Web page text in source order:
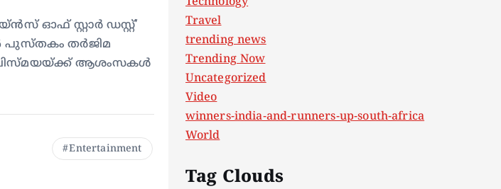
ഓഫ് സ്റ്റാർ ഡസ്റ്റ്’
പുസ്തകം തർജിമ
ആശംസകൾ
Entertainment
Travel
trending news
Trending Now
Uncategorized
Video
winners-india-and-runners-up-south-africa
World
Tag Clouds